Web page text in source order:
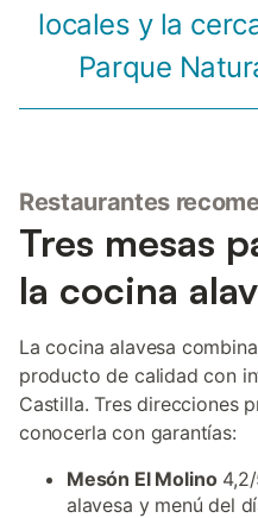
locales y la
Parque
Restaurantes
Tres mesas
la cocina
La cocina alavesa
producto de calidad con
Castilla. Tres direcciones
conocerla con garantías:
Mesón El Molino4,2/
alavesa y menú del